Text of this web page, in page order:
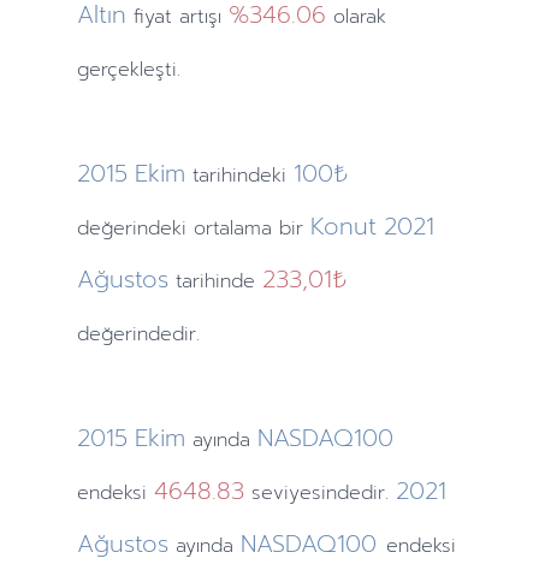
Altın fiyat artışı %346.06 olarak
gerçekleşti.
2015 Ekim tarihindeki 100₺
değerindeki ortalama bir Konut 2021
Ağustos tarihinde 233,01₺
değerindedir.
2015 Ekim ayında NASDAQ100
endeksi 4648.83 seviyesindedir. 2021
Ağustos ayında NASDAQ100 endeksi